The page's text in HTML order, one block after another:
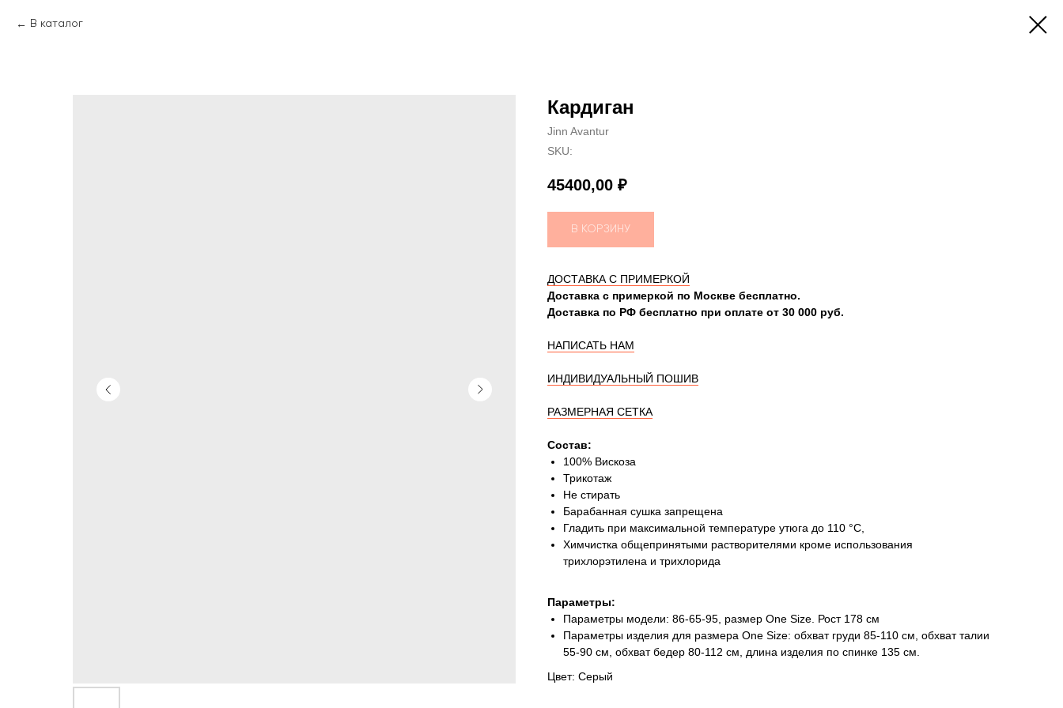
В каталог
Кардиган
Jinn Avantur
SKU:
45400,00 ₽
В КОРЗИНУ
ДОСТАВКА С ПРИМЕРКОЙ
Доставка с примеркой по Москве бесплатно.
Доставка по РФ бесплатно при оплате от 30 000 руб.
НАПИСАТЬ НАМ
ИНДИВИДУАЛЬНЫЙ ПОШИВ
РАЗМЕРНАЯ СЕТКА
Состав:
100% Вискоза
Трикотаж
Не стирать
Барабанная сушка запрещена
Гладить при максимальной температуре утюга до 110 °C,
Химчистка общепринятыми растворителями кроме использования
трихлорэтилена и трихлорида
Параметры:
Параметры модели: 86-65-95, размер One Size. Рост 178 см
Параметры изделия для размера One Size: обхват груди 85-110 см, обхват талии
55-90 см, обхват бедер 80-112 см, длина изделия по спинке 135 см.
Цвет: Серый